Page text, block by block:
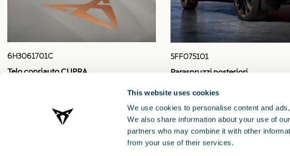
This website uses cookies
We use cookies to personalise content and
We also share information about your use of
partners who may combine it with other
from your use of their services.
6H3061701C
Telo copriauto CUPRA
5FF075101
Paraspruzzi posteriori